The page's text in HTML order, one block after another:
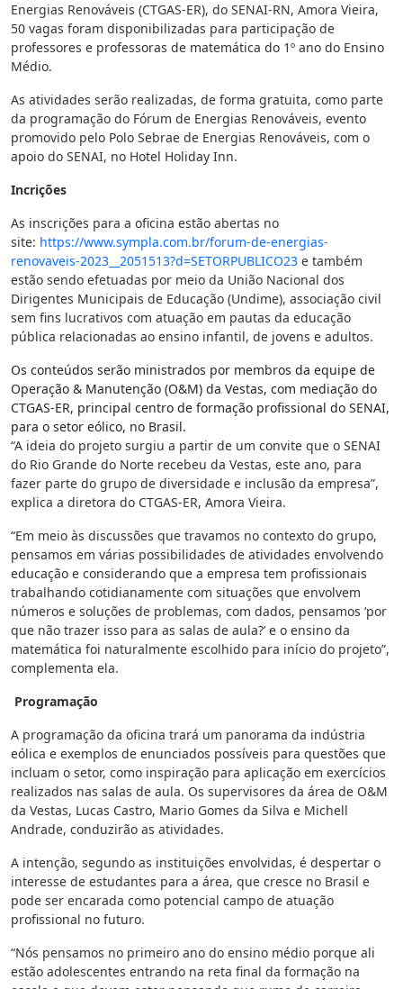
Energias Renováveis (CTGAS-ER), do SENAI-RN, Amora Vieira,
50 vagas foram disponibilizadas para participação de
professores e professoras de matemática do 1º ano do Ensino
Médio.
As atividades serão realizadas, de forma gratuita, como parte
da programação do Fórum de Energias Renováveis, evento
promovido pelo Polo Sebrae de Energias Renováveis, com o
apoio do SENAI, no Hotel Holiday Inn.
Incrições
As inscrições para a oficina estão abertas no
site: https://www.sympla.com.br/forum-de-energias-
renovaveis-2023__2051513?d=SETORPUBLICO23 e também
estão sendo efetuadas por meio da União Nacional dos
Dirigentes Municipais de Educação (Undime), associação civil
sem fins lucrativos com atuação em pautas da educação
pública relacionadas ao ensino infantil, de jovens e adultos.
Os conteúdos serão ministrados por membros da equipe de
Operação & Manutenção (O&M) da Vestas, com mediação do
CTGAS-ER, principal centro de formação profissional do SENAI,
para o setor eólico, no Brasil.
“A ideia do projeto surgiu a partir de um convite que o SENAI
do Rio Grande do Norte recebeu da Vestas, este ano, para
fazer parte do grupo de diversidade e inclusão da empresa”,
explica a diretora do CTGAS-ER, Amora Vieira.
“Em meio às discussões que travamos no contexto do grupo,
pensamos em várias possibilidades de atividades envolvendo
educação e considerando que a empresa tem profissionais
trabalhando cotidianamente com situações que envolvem
números e soluções de problemas, com dados, pensamos ‘por
que não trazer isso para as salas de aula?’ e o ensino da
matemática foi naturalmente escolhido para início do projeto”,
complementa ela.
Programação
A programação da oficina trará um panorama da indústria
eólica e exemplos de enunciados possíveis para questões que
incluam o setor, como inspiração para aplicação em exercícios
realizados nas salas de aula. Os supervisores da área de O&M
da Vestas, Lucas Castro, Mario Gomes da Silva e Michell
Andrade, conduzirão as atividades.
A intenção, segundo as instituições envolvidas, é despertar o
interesse de estudantes para a área, que cresce no Brasil e
pode ser encarada como potencial campo de atuação
profissional no futuro.
“Nós pensamos no primeiro ano do ensino médio porque ali
estão adolescentes entrando na reta final da formação na